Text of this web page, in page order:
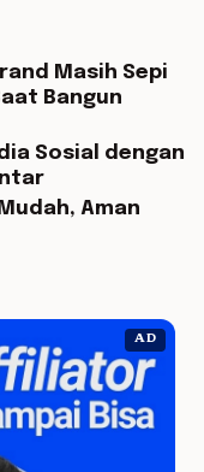
Masih Sepi
Bangun
Sosial dengan
Aman
AD